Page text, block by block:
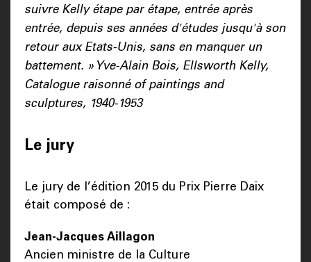
suivre Kelly étape par étape, entrée après
entrée, depuis ses années d'études jusqu'à son
retour aux Etats-Unis, sans en manquer un
battement. » Yve-Alain Bois, Ellsworth Kelly,
Catalogue raisonné of paintings and
sculptures, 1940-1953
Le jury
Le jury de l’édition 2015 du Prix Pierre Daix
était composé de :
Jean-Jacques Aillagon
Ancien ministre de la Culture